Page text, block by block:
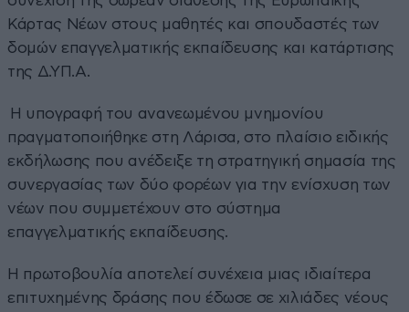
Κάρτας Νέων στους μαθητές και σπουδαστές των
δομών επαγγελματικής εκπαίδευσης και κατάρτισης
της Δ.ΥΠ.Α.
Η υπογραφή του ανανεωμένου μνημονίου
πραγματοποιήθηκε στη Λάρισα, στο πλαίσιο ειδικής
εκδήλωσης που ανέδειξε τη στρατηγική σημασία της
συνεργασίας των δύο φορέων για την ενίσχυση των
νέων που συμμετέχουν στο σύστημα
επαγγελματικής εκπαίδευσης.
Η πρωτοβουλία αποτελεί συνέχεια μιας ιδιαίτερα
επιτυχημένης δράσης που έδωσε σε χιλιάδες νέους